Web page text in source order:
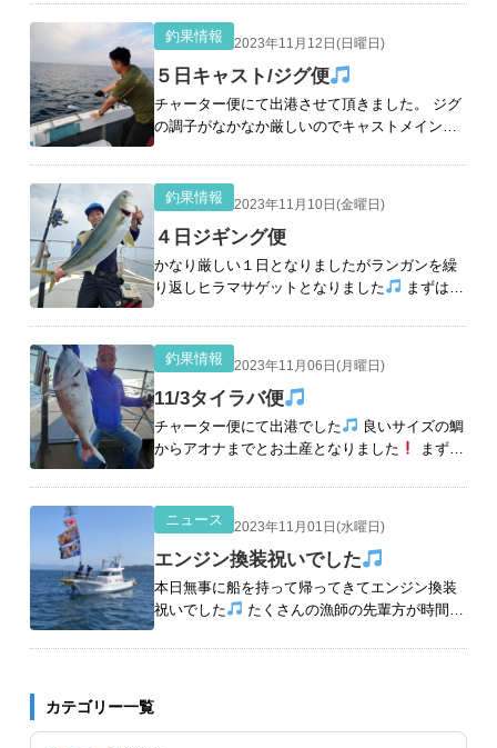
まわりましたがたまーにヒラとヤズをゲットす
るぐらいで撃沈でした。 ヒラマサ、ヤズ２、ヤ
ガラ[続きを読む]
釣果情報 2023年11月12日(日曜日)
５日キャスト/ジグ便
チャーター便にて出港させて頂きました。 ジグ
の調子がなかなか厳しいのでキャストメインで
まわりましたがなかなか厳しい。 シイラボイル
にダツボイルと雰囲気よかったんですがなかな
か食わず。ランガンを繰り返しやっと出たとこ
ろで急[続きを読む]
釣果情報 2023年11月10日(金曜日)
４日ジギング便
かなり厳しい１日となりましたがランガンを繰
り返しヒラマサゲットとなりました
まずはデ
カイヒラメゲット 嬉しいカツオもゲット
ついにこの時が
ヒ[続きを読む]
釣果情報
2023年11月06日(月曜日)
11/3タイラバ便
チャーター便にて出港でした
良いサイズの鯛
からアオナまでとお土産となりました
まず早
速ゲット こちらも
も[続きを読む]
ニュース
2023年11月01日(水曜日)
エンジン換装祝いでした
本日無事に船を持って帰ってきてエンジン換装
祝いでした
たくさんの漁師の先輩方が時間を
作ってくれてお祝いに来てくださいました！ と
っても嬉しくものすごく感謝です！本当にあり
カテゴリー一覧